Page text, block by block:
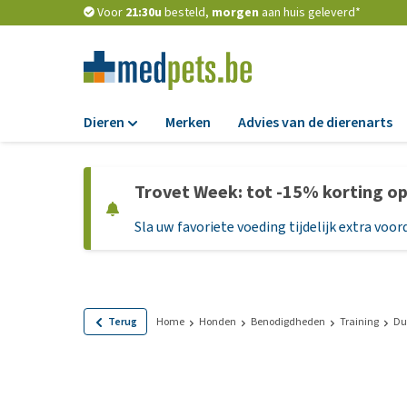
Voor 21:30u besteld, morgen aan huis geleverd*
Dieren
Hondenbrokken
Natvoer
Graanvrij
Merken Advies van de dierenarts
Trovet Week: tot -15% korting
Sla uw favoriete voeding tijdelijk extra
Terug Home Honden Benodigdheden Training